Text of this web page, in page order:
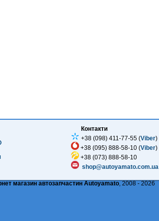
Контакти
+38 (098) 411-77-55 (Viber)
+38 (095) 888-58-10 (Viber)
+38 (073) 888-58-10
shop@autoyamato.com.ua
магазин автозапчастин Autoyamato, 2008 - 2026